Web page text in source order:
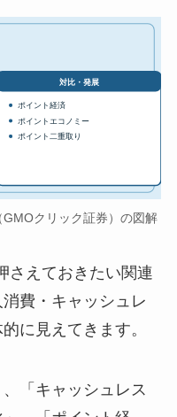
対比・発展
ポイント経済
ポイントエコノミー
ポイント二重取り
クリック証券）の図解
さえておきたい関連
費・キャッシュレ
に見えてきます。
「キャッシュレス